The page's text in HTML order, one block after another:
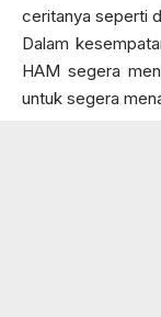
ceritanya seperti
Dalam
HAM segera
untuk segera